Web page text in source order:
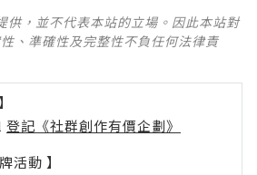
供，並不代表本站的立場。因此本站對
、準確性及完整性不負任何法律責
登記《社群創作有價企劃》
活動 】